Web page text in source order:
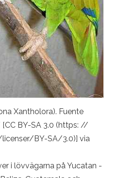
Xantholora). Fuente
[CC BY-SA 3.0 (https: //
BY-SA/3.0)] via
i lövvägarna på Yucatan -